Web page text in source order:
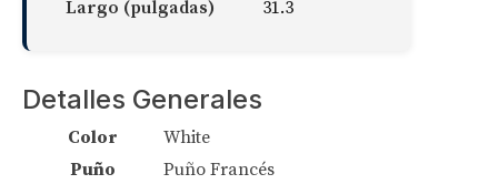
Largo (pulgadas) 31.3
Detalles Generales
Color
White
Puño
Puño Francés